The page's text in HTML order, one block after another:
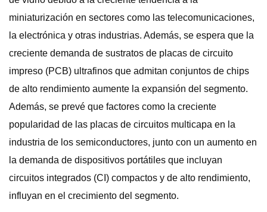
miniaturización en sectores como las telecomunicaciones,
la electrónica y otras industrias. Además, se espera que la
creciente demanda de sustratos de placas de circuito
impreso (PCB) ultrafinos que admitan conjuntos de chips
de alto rendimiento aumente la expansión del segmento.
Además, se prevé que factores como la creciente
popularidad de las placas de circuitos multicapa en la
industria de los semiconductores, junto con un aumento en
la demanda de dispositivos portátiles que incluyan
circuitos integrados (CI) compactos y de alto rendimiento,
influyan en el crecimiento del segmento.